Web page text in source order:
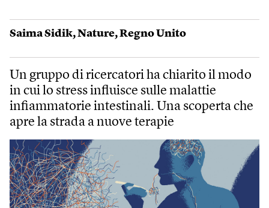
Saima Sidik,Nature,Regno Unito
Un gruppo di ricercatori ha chiarito il modo
in cui lo stress influisce sulle malattie
infiammatorie intestinali. Una scoperta che
apre la strada a nuove terapie